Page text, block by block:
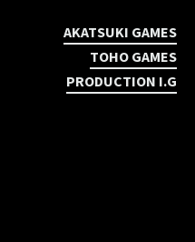
AKATSUKI GAMES
TOHO GAMES
PRODUCTION I.G